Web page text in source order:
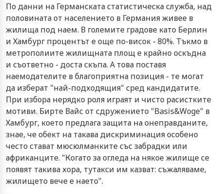
По данни на Германската статистическа служба, над
половината от населението в Германия живее в
жилища под наем. В големите градове като Берлин
и Хамбург процентът е още по-висок - 80%. Тъкмо в
метрополиите жилищната площ е крайно оскъдна
и съответно - доста скъпа. А това поставя
наемодателите в благоприятна позиция - те могат
да изберат "най-подходящия" сред кандидатите.
При избора нерядко роля играят и чисто расистките
мотиви. Бирте Вайс от сдружението "Basis&Woge" в
Хамбург, което предлага защита на онеправданите,
знае, че обект на такава дискриминация особено
често стават мюсюлманките със забрадки или
африканците. "Когато за огледа на някое жилище се
появят такива хора, тутакси им казват: съжаляваме,
жилището вече е наето".